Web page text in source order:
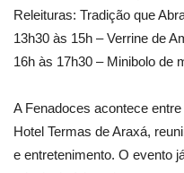
Releituras: Tradição que
13h30 às 15h – Verrine de
16h às 17h30 – Minibolo de
A Fenadoces acontece
Hotel Termas de Araxá,
e entretenimento. O evento